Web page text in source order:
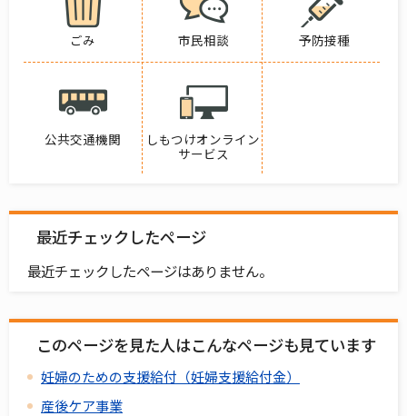
ごみ 市民相談 予防接種
公共交通機関
しもつけオンライン
サービス
最近チェックしたページ
最近チェックしたページはありません。
このページを見た人はこんなページも見ています
妊婦のための支援給付（妊婦支援給付金）
産後ケア事業